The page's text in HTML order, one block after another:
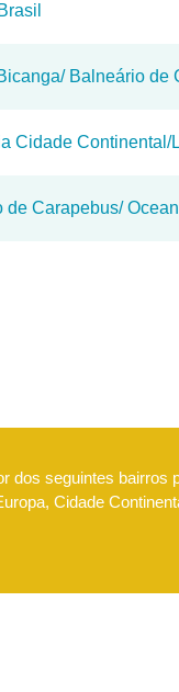
Balneário de
Cidade Continental/
Carapebus/
dos seguintes
Cidade